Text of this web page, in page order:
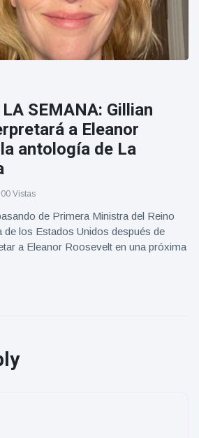
SEMANA: Gillian
a Eleanor
antología de La
Vistas
de Primera Ministra del Reino
de los Estados Unidos después de
a Eleanor Roosevelt en una próxima